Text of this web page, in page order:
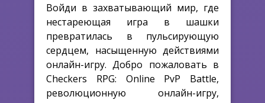
Войди в захватывающий мир, где
нестареющая игра в шашки
превратилась в пульсирующую
сердцем, насыщенную действиями
онлайн-игру. Добро пожаловать в
Checkers RPG: Online PvP Battle,
революционную онлайн-игру,